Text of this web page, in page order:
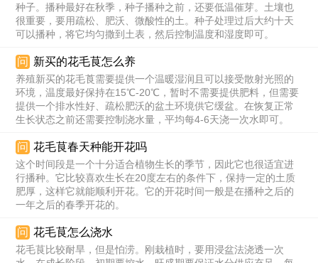
种子。播种最好在秋季，种子播种之前，还要低温催芽。土壤也
很重要，要用疏松、肥沃、微酸性的土。种子处理过后大约十天
可以播种，将它均匀撒到土表，然后控制温度和湿度即可。
问 新买的花毛茛怎么养
养殖新买的花毛莨需要提供一个温暖湿润且可以接受散射光照的
环境，温度最好保持在15℃-20℃，暂时不需要提供肥料，但需要
提供一个排水性好、疏松肥沃的盆土环境供它缓盆。在恢复正常
生长状态之前还需要控制浇水量，平均每4-6天浇一次水即可。
问 花毛茛春天种能开花吗
这个时间段是一个十分适合植物生长的季节，因此它也很适宜进
行播种。它比较喜欢生长在20度左右的条件下，保持一定的土质
肥厚，这样它就能顺利开花。它的开花时间一般是在播种之后的
一年之后的春季开花的。
问 花毛茛怎么浇水
花毛茛比较耐旱，但是怕涝。刚栽植时，要用浸盆法浇透一次